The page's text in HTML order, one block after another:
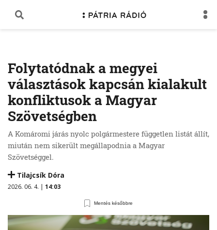
Folytatódnak a megyei
választások kapcsán kialakult
konfliktusok a Magyar
Szövetségben
A Komáromi járás nyolc polgármestere független listát állít,
miután nem sikerült megállapodnia a Magyar
Szövetséggel.
Tilajcsík Dóra
2026. 06. 4. | 14:03
Mentés későbbre